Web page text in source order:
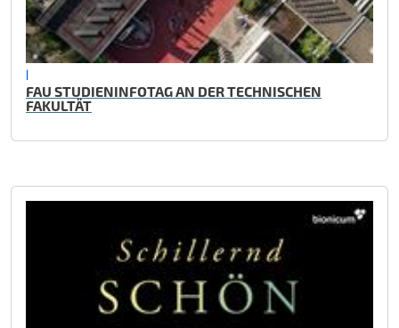
|
FAU STUDIENINFOTAG AN DER TECHNISCHEN
FAKULTÄT